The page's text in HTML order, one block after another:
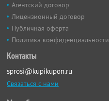
Агентский договор
Лицензионный договор
Публичная оферта
Политика конфиденциальности
Контакты
sprosi@kupikupon.ru
Связаться с нами